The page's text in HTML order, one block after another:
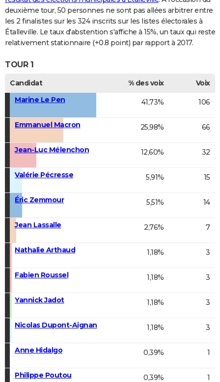
deuxième tour, 50 personnes ne sont pas allées arbitrer entre
les 2 finalistes sur les 324 inscrits sur les listes électorales à
Étalleville. Le taux d'abstention s'affiche à 15%, un taux qui reste
relativement stationnaire (+0.8 point) par rapport à 2017.
TOUR 1
Candidat % des voix
Voix
Marine Le Pen
41,73% 106
Emmanuel Macron 25,98% 66
Jean-Luc Mélenchon 12,60% 32
Valérie Pécresse 5,91% 15
Éric Zemmour 5,51% 14
Jean Lassalle 2,76% 7
Nathalie Arthaud 1,18% 3
Fabien Roussel 1,18% 3
Yannick Jadot 1,18% 3
Nicolas Dupont-Aignan 1,18% 3
Anne Hidalgo 0,39% 1
Philippe Poutou 0,39% 1